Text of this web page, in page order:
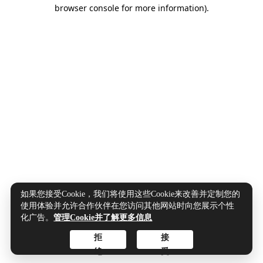
browser console for more information).
如果您接受Cookie，我们将使用这些Cookie来改善并定制您的
使用体验并允许合作伙伴在您访问其他网站时向您展示个性
化广告。管理Cookie并了解更多信息
接
受
拒
绝